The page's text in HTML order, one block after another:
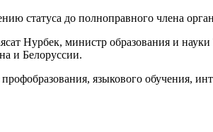
статуса до полноправного члена
Нурбек, министр образования и
и Белоруссии.
языкового обучения,